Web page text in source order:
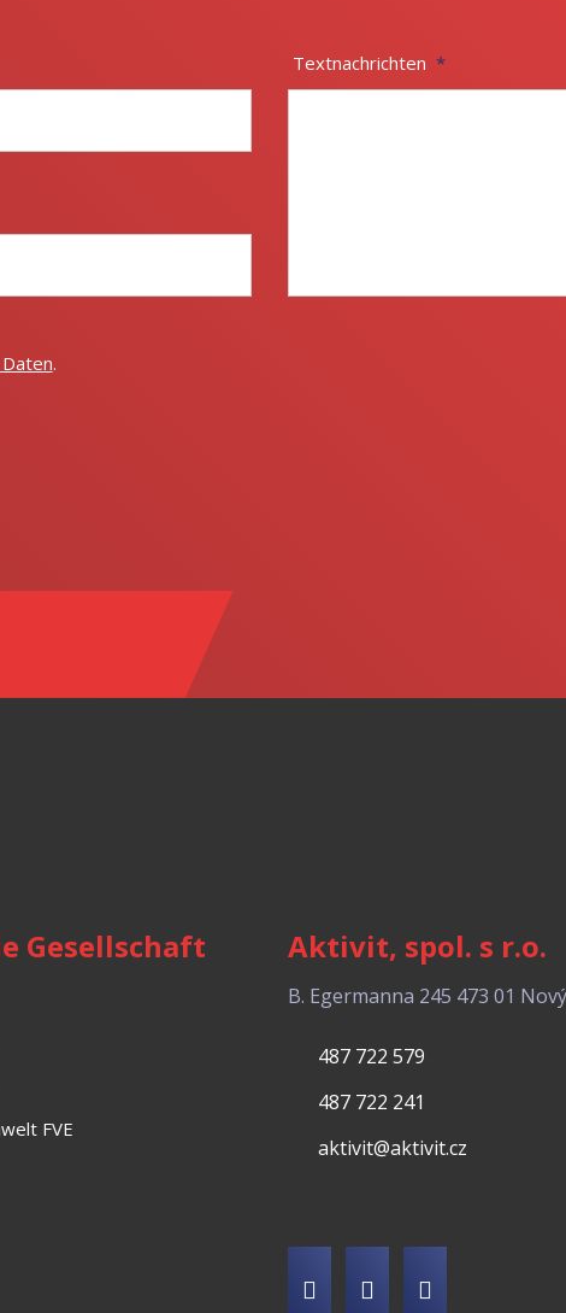
Textnachrichten *
.
Gesellschaft
FVE
Aktivit, spol. s r.o.
B. Egermanna 245 473 01
487 722 579
487 722 241
aktivit@aktivit.cz